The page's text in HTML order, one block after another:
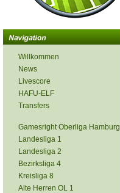
Willkommen
News
Livescore
HAFU-ELF
Transfers
Gamesright Oberliga Hamburg
Landesliga 1
Landesliga 2
Bezirksliga 4
Kreisliga 8
Alte Herren OL 1